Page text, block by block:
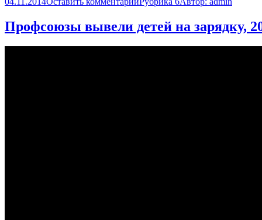
Профсоюзы вывели детей на зарядку,